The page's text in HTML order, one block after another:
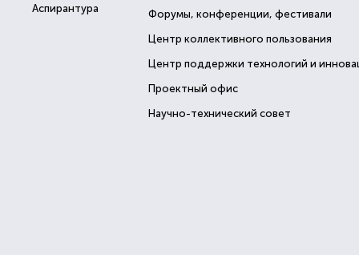
Аспирантура Форумы, конференции, фестивали
Центр коллективного пользования
Центр поддержки технологий и
Проектный офис
Научно-технический совет